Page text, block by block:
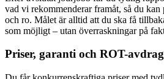
vad vi rekommenderar framåt, så du kan
och ro. Målet är alltid att du ska få
som möjligt – utan överraskningar på
Priser, garanti och ROT-avdrag